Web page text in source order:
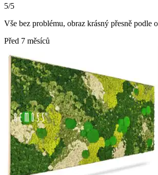
5/5
Vše bez problému, obraz krásný přesně podle
Před 7 měsíců